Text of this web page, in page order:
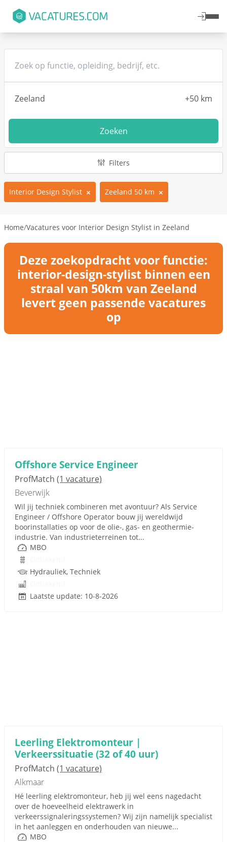
Zoeken
Filters
Interior Design Stylist Zeeland 50 km
Home/Vacatures voor Interior Design Stylist in Zeeland
Deze zoekopdracht voor functie:
interior-design-stylist binnen een
straal van 50km van Zeeland
levert geen passende vacatures
op
Offshore Service Engineer
ProfMatch (1 vacature)
Beverwijk
Wil jij techniek combineren met avontuur? Als Service
Engineer / Offshore Operator bouw jij wereldwijd
boorinstallaties op voor de olie-, gas- en geothermie-
industrie. Van industrieterreinen tot...
MBO
Hydrauliek, Techniek
Laatste update: 10-8-2026
Leerling Elektromonteur |
Verkeerssituatie (32 of 40 uur)
ProfMatch (1 vacature)
Alkmaar
Hé leerling elektromonteur, heb jij wel eens nagedacht
over de hoeveelheid elektrawerk in
verkeerssignaleringssystemen? Wij zijn namelijk specialist
in het aanleggen en onderhouden van nieuwe...
MBO